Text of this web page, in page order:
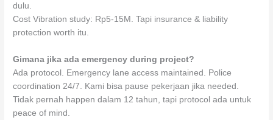
dulu.
Cost Vibration study: Rp5-15M. Tapi insurance & liability
protection worth itu.
Gimana jika ada emergency during project?
Ada protocol. Emergency lane access maintained. Police
coordination 24/7. Kami bisa pause pekerjaan jika needed.
Tidak pernah happen dalam 12 tahun, tapi protocol ada untuk
peace of mind.